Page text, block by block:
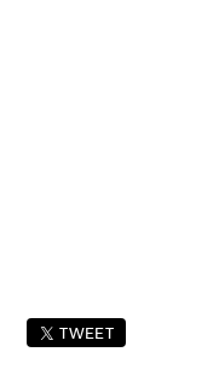
TWEET